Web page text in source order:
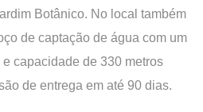
Botânico. No local também
de captação de água com um
capacidade de 330 metros
de entrega em até 90 dias.